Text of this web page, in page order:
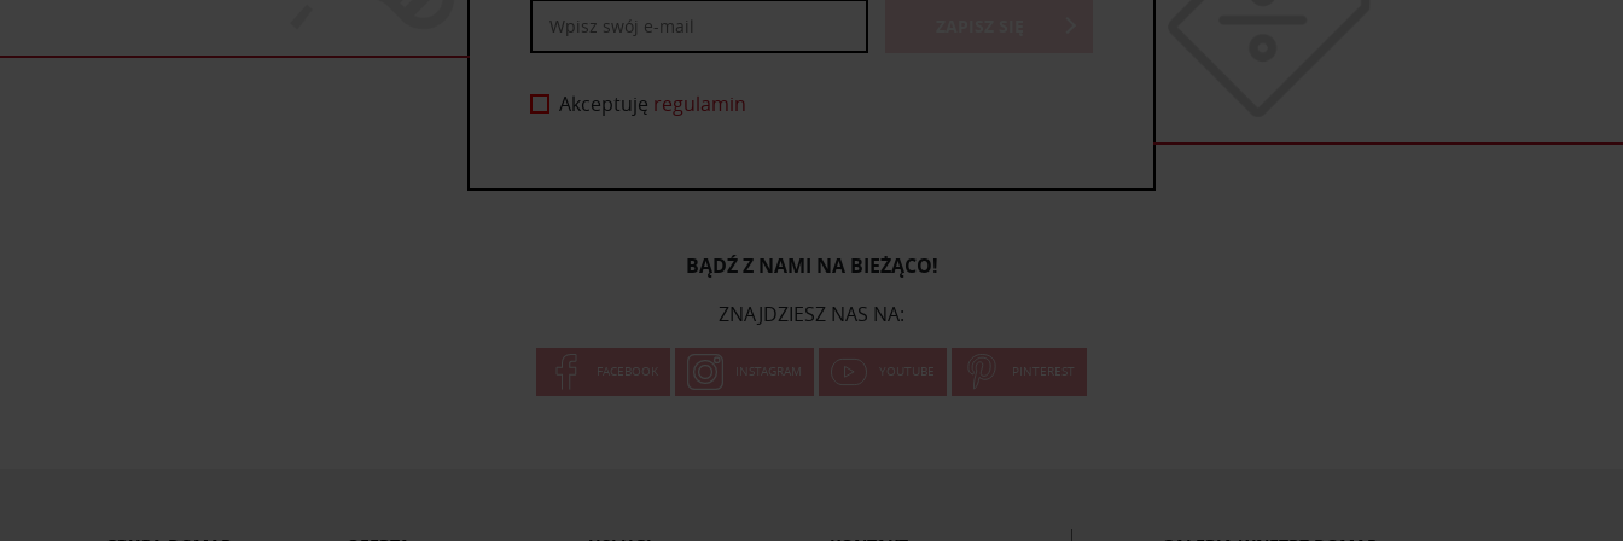
Akceptuję regulamin
BĄDŹ Z NAMI NA BIEŻĄCO!
ZNAJDZIESZ NAS NA:
FACEBOOK INSTAGRAM YOUTUBE PINTEREST